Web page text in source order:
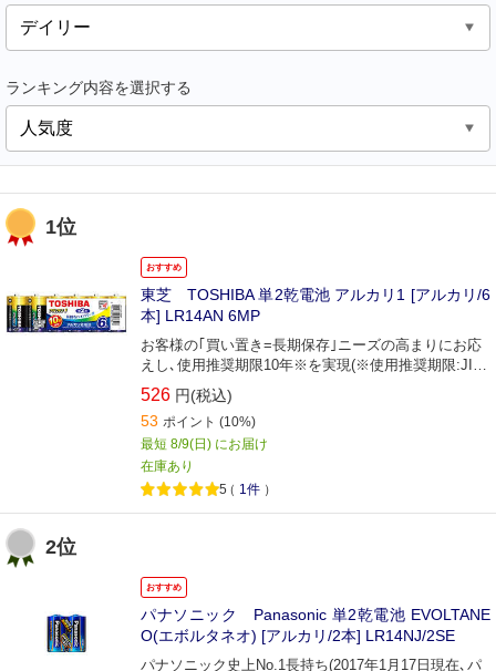
ランキング内容を選択する
1位
おすすめ
東芝 TOSHIBA 単2乾電池 アルカリ1 [アルカリ/6
本] LR14AN 6MP
お客様の｢買い置き=長期保存｣ニーズの高まりにお応
えし､使用推奨期限10年※を実現(※使用推奨期限:JIS
に準拠) 6本パック
526 円(税込)
53 ポイント (10%)
最短 8/9(日) にお届け
在庫あり
5（ 1件 ）
2位
おすすめ
パナソニック Panasonic 単2乾電池 EVOLTANE
O(エボルタネオ) [アルカリ/2本] LR14NJ/2SE
パナソニック史上No.1長持ち(2017年1月17日現在､パ